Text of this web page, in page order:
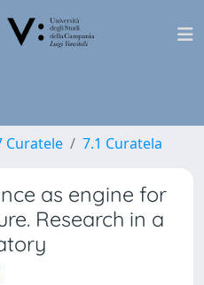
Curatele 7.1 Curatela
as engine for
Research in a